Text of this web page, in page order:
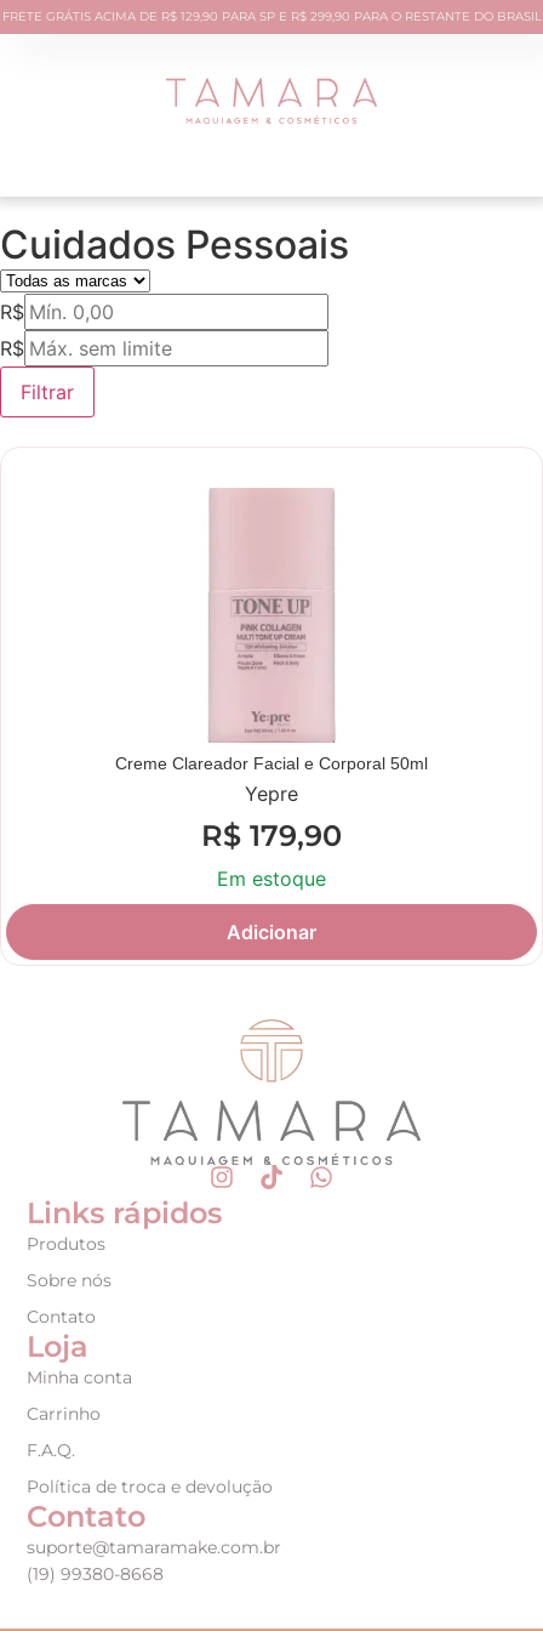
FRETE GRÁTIS ACIMA DE R$ 129,90 PARA SP E R$ 299,90 PARA O RESTANTE DO BRASIL
Cuidados Pessoais
R$
R$
Filtrar
Creme Clareador Facial e Corporal 50ml
Yepre
R$ 179,90
Em estoque
Adicionar
Links rápidos
Produtos
Sobre nós
Contato
Loja
Minha conta
Carrinho
F.A.Q.
Política de troca e devolução
Contato
suporte@tamaramake.com.br
(19) 99380-8668